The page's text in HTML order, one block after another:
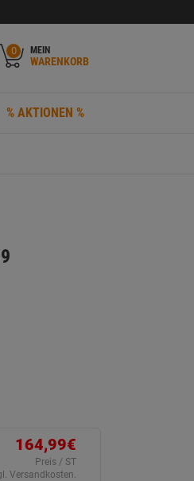
0 MEIN
WARENKORB
% AKTIONEN %
164,99€
Preis / ST
Versandkosten.